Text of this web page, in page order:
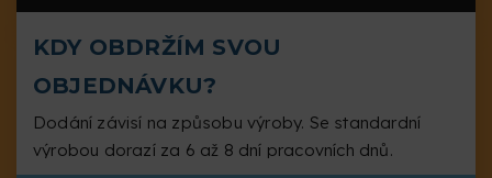
KDY OBDRŽÍM SVOU
OBJEDNÁVKU?
Dodání závisí na způsobu výroby. Se standardní
výrobou dorazí za 6 až 8 dní pracovních dnů.